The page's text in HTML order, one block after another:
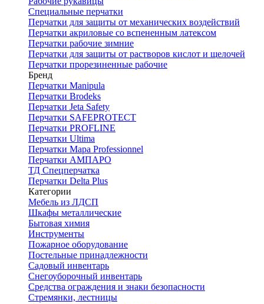
Специальные перчатки
Перчатки для защиты от механических воздействий
Перчатки акриловые со вспененным латексом
Перчатки рабочие зимние
Перчатки для защиты от растворов кислот и щелочей
Перчатки прорезиненные рабочие
Бренд
Перчатки Manipula
Перчатки Brodeks
Перчатки Jeta Safety
Перчатки SAFEPROTECT
Перчатки PROFLINE
Перчатки Ultima
Перчатки Мара Professionnel
Перчатки АМПАРО
ТД Спецперчатка
Перчатки Delta Plus
Категории
Мебель из ЛДСП
Шкафы металлические
Бытовая химия
Инструменты
Пожарное оборудование
Постельные принадлежности
Садовый инвентарь
Снегоуборочный инвентарь
Средства ограждения и знаки безопасности
Стремянки, лестницы